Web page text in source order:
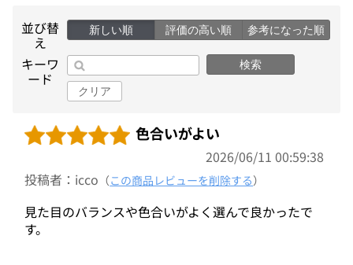
並び替
え
新しい順 評価の高い順 参考になった順
キーワ
ード
検索
クリア
色合いがよい
2026/06/11 00:59:38
投稿者：icco （この商品レビューを削除する）
見た目のバランスや色合いがよく選んで良かったで
す。